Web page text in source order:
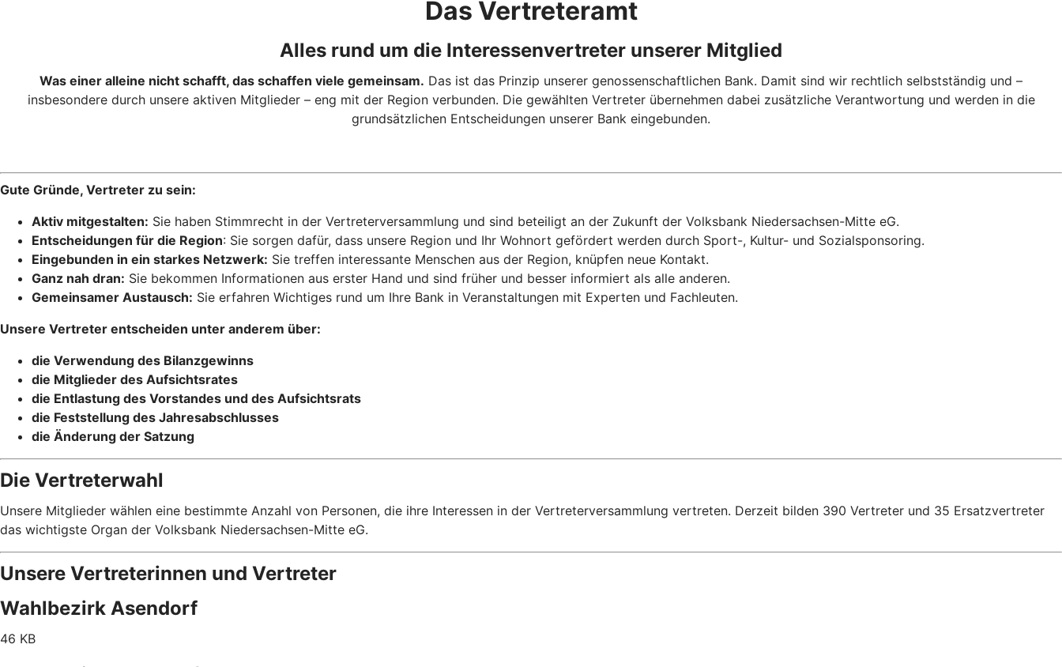
Das Vertreteramt
Alles rund um die Interessenvertreter unserer Mitglied
Was einer alleine nicht schafft, das schaffen viele gemeinsam. Das ist das Prinzip unserer genossenschaftlichen Bank. Damit sind wir rechtlich selbstständig und –
insbesondere durch unsere aktiven Mitglieder – eng mit der Region verbunden. Die gewählten Vertreter übernehmen dabei zusätzliche Verantwortung und werden in die
grundsätzlichen Entscheidungen unserer Bank eingebunden.
Gute Gründe, Vertreter zu sein:
Aktiv mitgestalten: Sie haben Stimmrecht in der Vertreterversammlung und sind beteiligt an der Zukunft der Volksbank Niedersachsen-Mitte eG.
Entscheidungen für die Region: Sie sorgen dafür, dass unsere Region und Ihr Wohnort gefördert werden durch Sport-, Kultur- und Sozialsponsoring.
Eingebunden in ein starkes Netzwerk: Sie treffen interessante Menschen aus der Region, knüpfen neue Kontakt.
Ganz nah dran: Sie bekommen Informationen aus erster Hand und sind früher und besser informiert als alle anderen.
Gemeinsamer Austausch: Sie erfahren Wichtiges rund um Ihre Bank in Veranstaltungen mit Experten und Fachleuten.
Unsere Vertreter entscheiden unter anderem über:
die Verwendung des Bilanzgewinns
die Mitglieder des Aufsichtsrates
die Entlastung des Vorstandes und des Aufsichtsrats
die Feststellung des Jahresabschlusses
die Änderung der Satzung
Die Vertreterwahl
Unsere Mitglieder wählen eine bestimmte Anzahl von Personen, die ihre Interessen in der Vertreterversammlung vertreten. Derzeit bilden 390 Vertreter und 35 Ersatzvertreter
das wichtigste Organ der Volksbank Niedersachsen-Mitte eG.
Unsere Vertreterinnen und Vertreter
Wahlbezirk Asendorf
46 KB